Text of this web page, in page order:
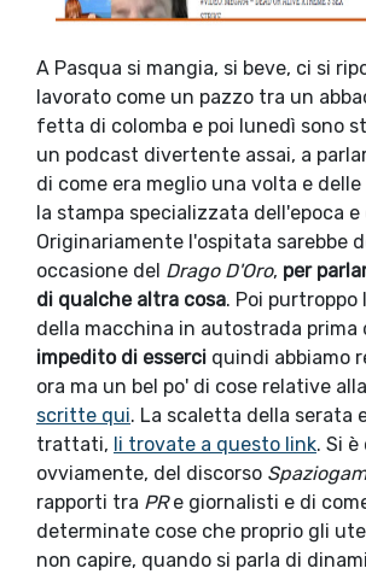
A Pasqua si mangia, si beve, ci si
lavorato come un pazzo tra un
fetta di colomba e poi lunedì sono
un podcast divertente assai, a
di come era meglio una volta e
la stampa specializzata dell'epoca
Originariamente l'ospitata sarebbe
occasione del Drago D'Oro, per
di qualche altra cosa. Poi purtroppo
della macchina in autostrada prima
impedito di esserci quindi abbiamo
ora ma un bel po' di cose relative
scritte qui. La scaletta della serata
trattati, li trovate a questo link. Si
ovviamente, del discorso
rapporti tra PRe giornalisti e di
determinate cose che proprio gli
non capire, quando si parla di